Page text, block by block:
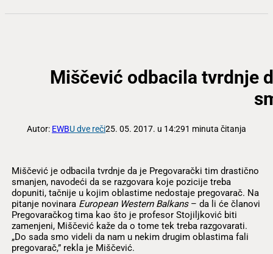
Miščević odbacila tvrdnje
Autor: EWBU dve reči25. 05. 2017. u 14:291 minuta čitanja
Miščević je odbacila tvrdnje da je Pregovarački tim drastično
smanjen, navodeći da se razgovara koje pozicije treba
dopuniti, tačnije u kojim oblastime nedostaje pregovarač. Na
pitanje novinara European Western Balkans– da li će članovi
Pregovaračkog tima kao što je profesor Stojiljković biti
zamenjeni, Miščević kaže da o tome tek treba razgovarati.
„Do sada smo videli da nam u nekim drugim oblastima fali
pregovarač,” rekla je Miščević.